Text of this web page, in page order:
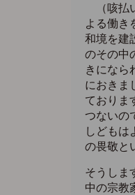
（咳払
よる働き
和境を建
のその中
きになら
におきま
ておりま
つないの
しどもは
の畏敬と
そうしま
中の宗教